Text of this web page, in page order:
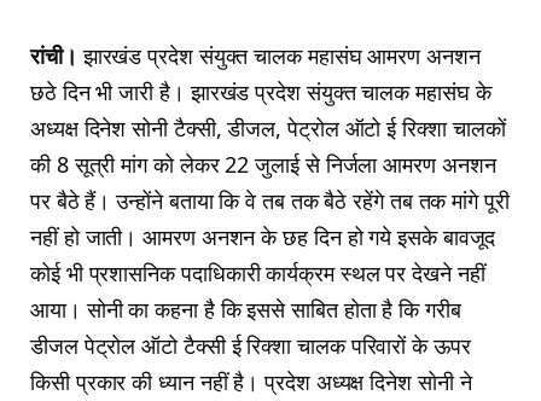
रांची। झारखंड प्रदेश संयुक्त चालक महासंघ आमरण अनशन
छठे दिन भी जारी है। झारखंड प्रदेश संयुक्त चालक महासंघ के
अध्यक्ष दिनेश सोनी टैक्सी, डीजल, पेट्रोल ऑटो ई रिक्शा चालकों
की 8 सूत्री मांग को लेकर 22 जुलाई से निर्जला आमरण अनशन
पर बैठे हैं। उन्होंने बताया कि वे तब तक बैठे रहेंगे तब तक मांगे पूरी
नहीं हो जाती। आमरण अनशन के छह दिन हो गये इसके बावजूद
कोई भी प्रशासनिक पदाधिकारी कार्यक्रम स्थल पर देखने नहीं
आया। सोनी का कहना है कि इससे साबित होता है कि गरीब
डीजल पेट्रोल ऑटो टैक्सी ई रिक्शा चालक परिवारों के ऊपर
किसी प्रकार की ध्यान नहीं है। प्रदेश अध्यक्ष दिनेश सोनी ने